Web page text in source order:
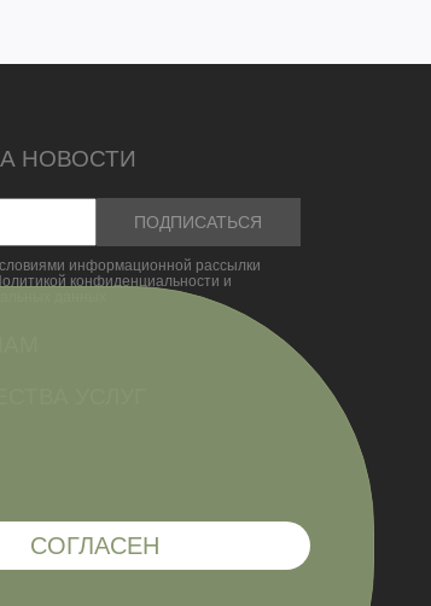
СОГЛАСЕН
НОВОСТИ
информационной рассылки
конфиденциальности и